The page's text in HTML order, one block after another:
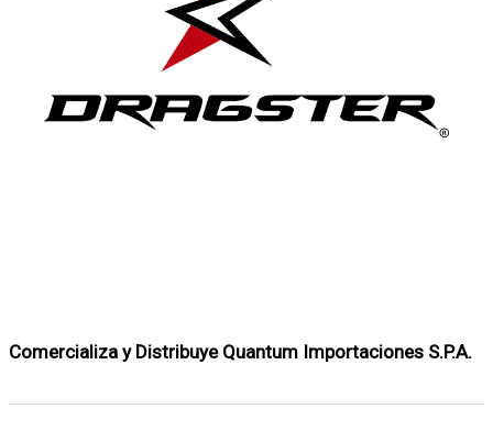
Comercializa y Distribuye Quantum Importaciones S.P.A.